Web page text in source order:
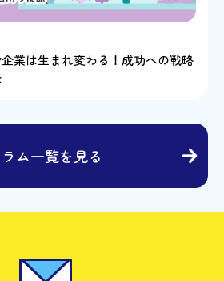
業は生まれ変わる！成功への戦略
ム一覧を見る